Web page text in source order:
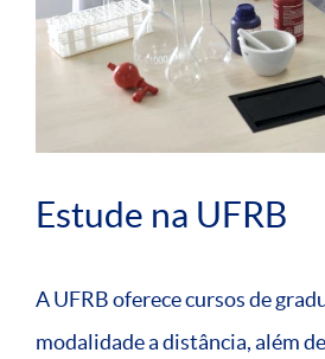
Estude na UFRB
A UFRB oferece cursos de
modalidade a distância, além